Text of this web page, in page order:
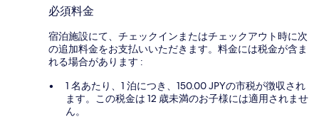
必須料金
宿泊施設にて、チェックインまたはチェックアウト時に次
の追加料金をお支払いいただきます。料金には税金が含ま
れる場合があります :
1 名あたり、1 泊につき、150.00 JPYの市税が徴収され
ます。この税金は 12 歳未満のお子様には適用されませ
ん。